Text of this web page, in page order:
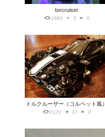
torcruiser
1880 5 0
トルクルーザー（コルベット風）
2120 27 0